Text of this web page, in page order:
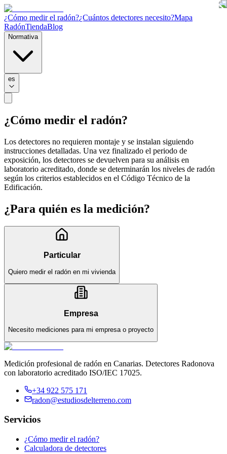
¿Cómo medir el radón?¿Cuántos detectores necesito?Mapa
RadónTiendaBlog
Normativa
es
¿Cómo medir el radón?
Los detectores no requieren montaje y se instalan siguiendo
instrucciones detalladas. Una vez finalizado el periodo de
exposición, los detectores se devuelven para su análisis en
laboratorio acreditado, donde se determinarán los niveles de radón
según los criterios establecidos en el Código Técnico de la
Edificación.
¿Para quién es la medición?
Particular
Quiero medir el radón en mi vivienda
Empresa
Necesito mediciones para mi empresa o proyecto
Medición profesional de radón en Canarias. Detectores Radonova
con laboratorio acreditado ISO/IEC 17025.
+34 922 575 171
radon@estudiosdelterreno.com
Servicios
¿Cómo medir el radón?
Calculadora de detectores